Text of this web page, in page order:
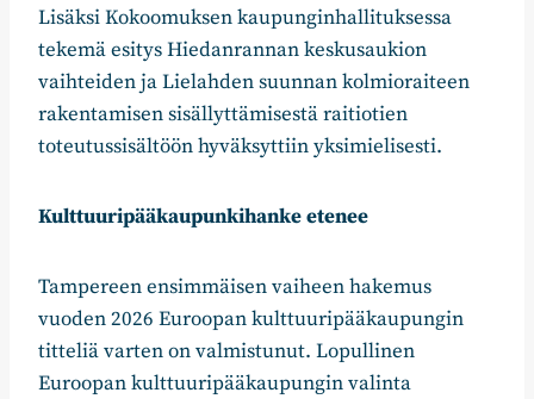
Lisäksi Kokoomuksen kaupunginhallituksessa
tekemä esitys Hiedanrannan keskusaukion
vaihteiden ja Lielahden suunnan kolmioraiteen
rakentamisen sisällyttämisestä raitiotien
toteutussisältöön hyväksyttiin yksimielisesti.
Kulttuuripääkaupunkihanke etenee
Tampereen ensimmäisen vaiheen hakemus
vuoden 2026 Euroopan kulttuuripääkaupungin
titteliä varten on valmistunut. Lopullinen
Euroopan kulttuuripääkaupungin valinta